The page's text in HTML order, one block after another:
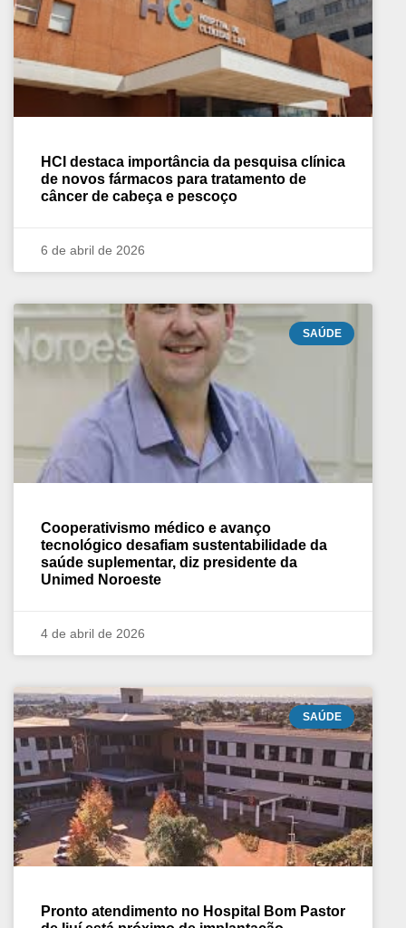
HCI destaca importância da pesquisa clínica
de novos fármacos para tratamento de
câncer de cabeça e pescoço
6 de abril de 2026
SAÚDE
Cooperativismo médico e avanço
tecnológico desafiam sustentabilidade da
saúde suplementar, diz presidente da
Unimed Noroeste
4 de abril de 2026
SAÚDE
Pronto atendimento no Hospital Bom Pastor